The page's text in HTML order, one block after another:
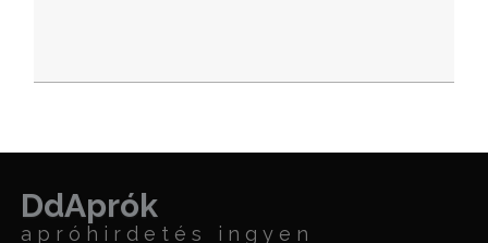
DdAprók
apróhirdetés ingyen